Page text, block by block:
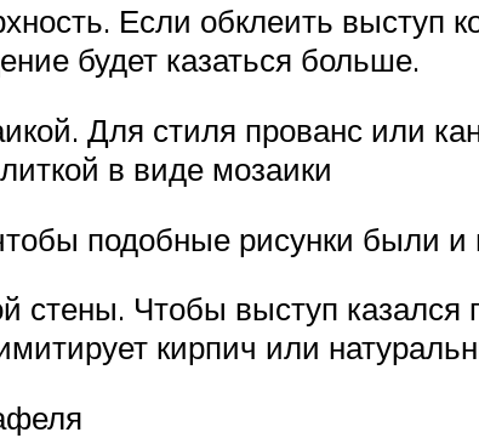
Если обклеить
будет казаться больше.
Для стиля прованс или
в виде мозаики
подобные рисунки были и
стены. Чтобы выступ
кирпич или